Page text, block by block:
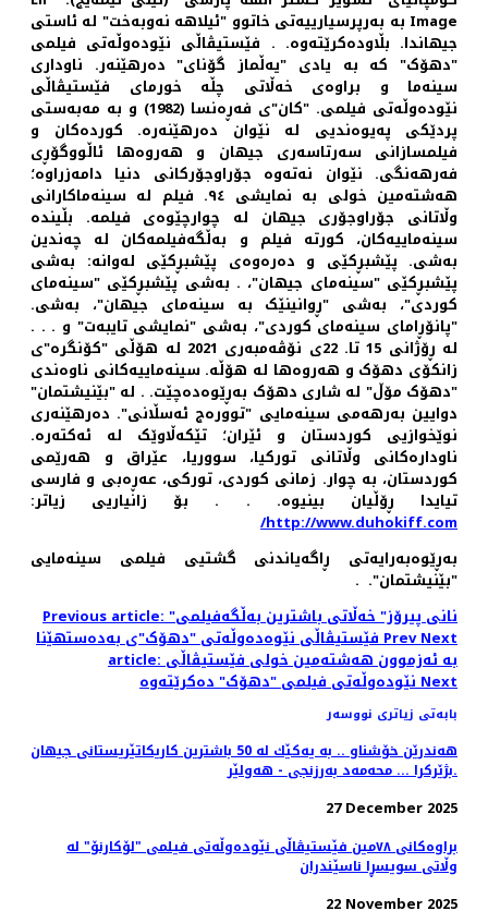
Image بە بەرپرسیارییەتی خاتوو "ئیلاهە نەوبەخت" لە ئاستی
جیهاندا. بڵاودەکرێتەوە. . فێستیڤاڵی نێودەوڵەتی فیلمی
"دهۆک" کە بە یادی "یەڵماز گۆنای" دەرهێنەر. ناوداری
سینەما و براوەی خەڵاتی چڵە خورمای فێستیڤاڵی
نێودەوڵەتی فیلمی. "کان"ی فەڕەنسا (1982) و بە مەبەستی
پردێکی پەیوەندیی لە نێوان دەرهێنەرە. کوردەکان و
فیلمسازانی سەرتاسەری جیهان و هەروەها ئاڵووگۆڕی
فەرهەنگی. نێوان نەتەوە جۆراوجۆرکانی دنیا دامەزراوە؛
هەشتەمین خولی به نمایشی ٩٤. فیلم له سینه‌ماکارانی
وڵاتانی جۆراوجۆری جیهان لە چوارچێوەی فیلمە. بڵیندە
سینەماییەکان، کورتە فیلم و بەڵگەفیلمەکان لە چەندین
بەشی. پێشبڕکێی و دەرەوەی پێشبڕکێی لەوانە: بەشی
پێشبڕکێی "سینەمای جیهان"، . بەشی پێشبڕکێی "سینەمای
کوردی"، بەشی "ڕوانینێک بە سینەمای جیهان"، بەشی.
"پانۆڕامای سینەمای کوردی"، بەشی "نمایشی تایبەت" و . . .
لە ڕۆژانی 15 تا. 22ی نۆڤەمبەری 2021 لە هۆڵی "کۆنگرە"ی
زانکۆی دهۆک و هەروەها له هۆڵە. سینەماییەکانی ناوەندی
"دهۆک مۆڵ" لە شاری دهۆک بەڕێوەدەچێت. . لە "بێنیشتمان"
دوایین به‌رهه‌می سینه‌مایی "تووره‌ج ئه‌سڵانی". ده‌رهێنه‌ری
نوێخوازیی کوردستان و ئێران؛ تێکه‌ڵاوێک لە ئەکتەرە.
ناودارەکانی وڵاتانی تورکیا، سووریا، عێراق و هەرێمی
کوردستان، بە چوار. زمانی کوردی، تورکی، عەڕەبی و فارسی
تیایدا ڕۆڵیان بینیوه. . . بۆ زانیاریی زیاتر:
http://www.duhokiff.com/
بەڕێوەبەرایەتی ڕاگەیاندنی گشتیی فیلمی سینەمایی
"بێنیشتمان". .
Previous article: "نانی پیرۆز" خەڵاتی باشترین بەڵگەفیلمی
فێستیڤاڵی نێوەدەوڵەتی "دهۆک"ی بەدەستهێناPrevNext
article: بە ئەزموون هەشتەمین خولی فێستیڤاڵی
نێودەوڵەتی فیلمی "دهۆک" دەکرێتەوەNext
بابەتی زیاتری نووسەر
هه‌ندرێن خۆشناو .. به‌ یه‌كێك له‌ 50 باشترین كاریكاتێریستانی جیهان
بژێركرا ... محه‌مه‌د به‌رزنجی - هه‌ولێر.
27 December 2025
براوه‌کانی ٧٨مین فێستیڤاڵی نێوده‌وڵه‌تی فیلمی "لۆکارنۆ" له
وڵاتی سویسڕا ناسێندران
22 November 2025